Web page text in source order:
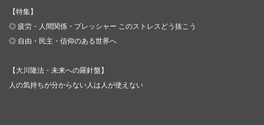
【特集】
◎ 疲労・人間関係・プレッシャー このストレスどう抜こう
◎ 自由・民主・信仰のある世界へ
【大川隆法・未来への羅針盤】
人の気持ちが分からない人は人が使えない